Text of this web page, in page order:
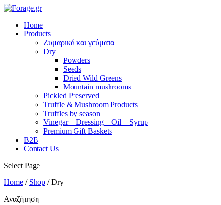
Home
Products
Ζυμαρικά και γεύματα
Dry
Powders
Seeds
Dried Wild Greens
Mountain mushrooms
Pickled Preserved
Truffle & Mushroom Products
Truffles by season
Vinegar – Dressing – Oil – Syrup
Premium Gift Baskets
B2B
Contact Us
Select Page
Home / Shop /Dry
Αναζήτηση